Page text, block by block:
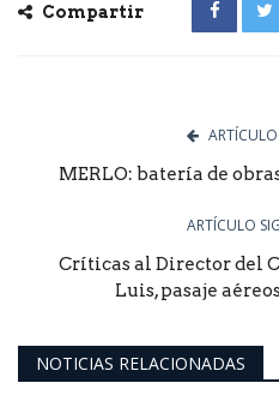
Compartir
MERLO: batería de
ARTÍCULO
Críticas al Director del
Luis, pasaje
NOTICIAS RELACIONADAS